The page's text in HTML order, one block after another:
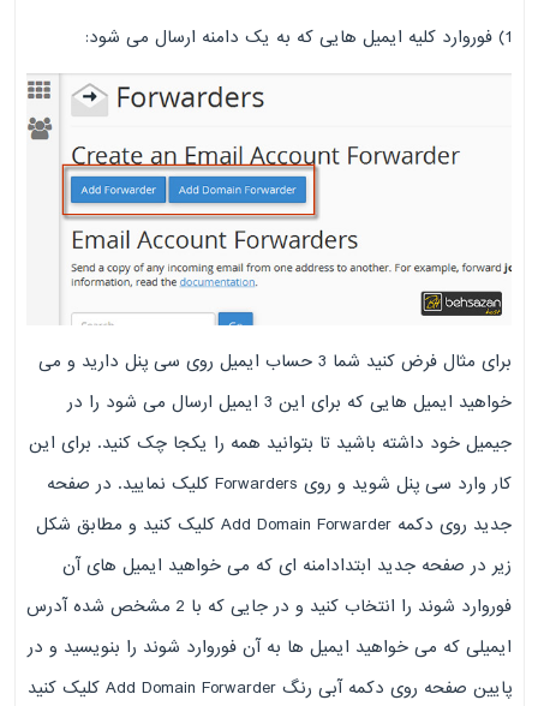
1) فوروارد کلیه ایمیل هایی که به یک دامنه ارسال می شود:
برای مثال فرض کنید شما 3 حساب ایمیل روی سی پنل دارید و می
خواهید ایمیل هایی که برای این 3 ایمیل ارسال می شود را در
جیمیل خود داشته باشید تا بتوانید همه را یکجا چک کنید. برای این
کار وارد سی پنل شوید و روی Forwarders کلیک نمایید. در صفحه
جدید روی دکمه Add Domain Forwarder کلیک کنید و مطابق شکل
زیر در صفحه جدید ابتدادامنه ای که می خواهید ایمیل های آن
فوروارد شوند را انتخاب کنید و در جایی که با 2 مشخص شده آدرس
ایمیلی که می خواهید ایمیل ها به آن فوروارد شوند را بنویسید و در
پایین صفحه روی دکمه آبی رنگ Add Domain Forwarder کلیک کنید